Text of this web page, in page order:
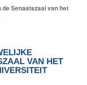
Senaatszaal van het
VAN HET